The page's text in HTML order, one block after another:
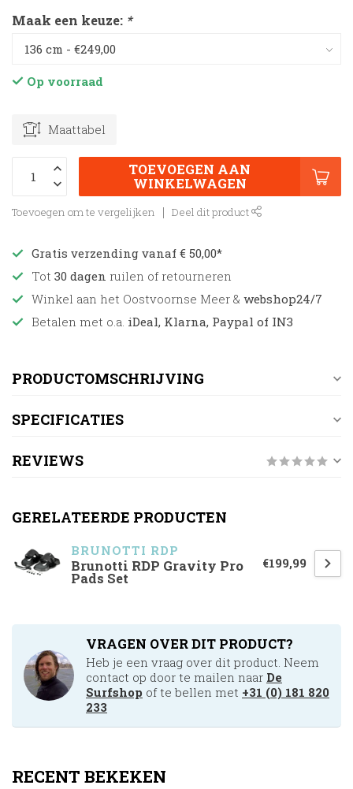
Maak een keuze: *
Op voorraad
Maattabel
TOEVOEGEN AAN
WINKELWAGEN
Toevoegen om te vergelijken Deel dit product
Gratis verzending vanaf € 50,00*
Tot 30 dagen ruilen of retourneren
Winkel aan het Oostvoornse Meer & webshop24/7
Betalen met o.a. iDeal, Klarna, Paypal of IN3
PRODUCTOMSCHRIJVING
SPECIFICATIES
REVIEWS
GERELATEERDE PRODUCTEN
BRUNOTTI RDP
Brunotti RDP Gravity Pro
Pads Set
€199,99
VRAGEN OVER DIT PRODUCT?
Heb je een vraag over dit product. Neem
contact op door te mailen naar De
Surfshop of te bellen met +31 (0) 181 820
233
RECENT BEKEKEN